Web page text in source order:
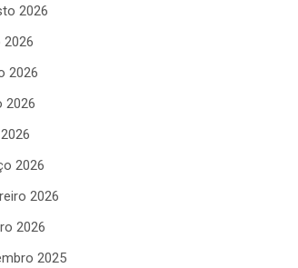
2026
2026
2026
2026
2026
2026
2026
2025